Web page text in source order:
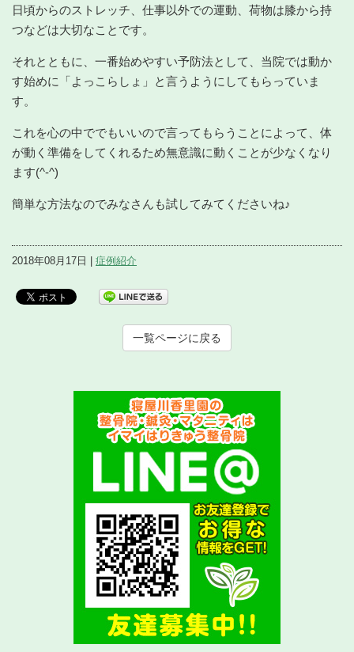
日頃からのストレッチ、仕事以外での運動、荷物は膝から持
つなどは大切なことです。
それとともに、一番始めやすい予防法として、当院では動か
す始めに「よっこらしょ」と言うようにしてもらっていま
す。
これを心の中ででもいいので言ってもらうことによって、体
が動く準備をしてくれるため無意識に動くことが少なくなり
ます(^-^)
簡単な方法なのでみなさんも試してみてくださいね♪
2018年08月17日 | 症例紹介
一覧ページに戻る